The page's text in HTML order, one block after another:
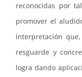
reconocidas por
promover el
interpretación
resguarde y
logra dando